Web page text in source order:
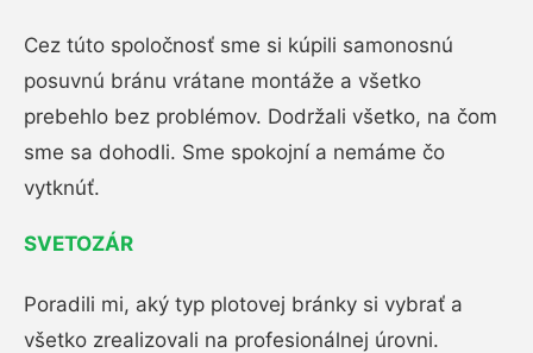
Cez túto spoločnosť sme si kúpili samonosnú
posuvnú bránu vrátane montáže a všetko
prebehlo bez problémov. Dodržali všetko, na čom
sme sa dohodli. Sme spokojní a nemáme čo
vytknúť.
SVETOZÁR
Poradili mi, aký typ plotovej bránky si vybrať a
všetko zrealizovali na profesionálnej úrovni.